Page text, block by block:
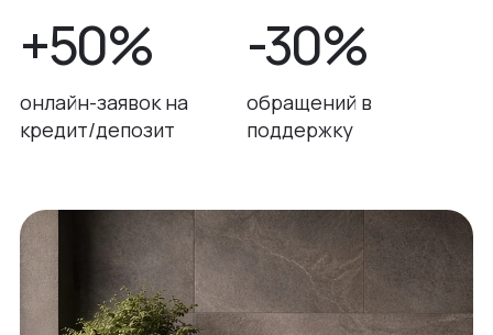
+50%
онлайн-заявок на
кредит/депозит
-30%
обращений в
поддержку